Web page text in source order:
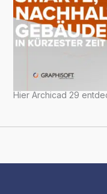
Hier Archicad 29